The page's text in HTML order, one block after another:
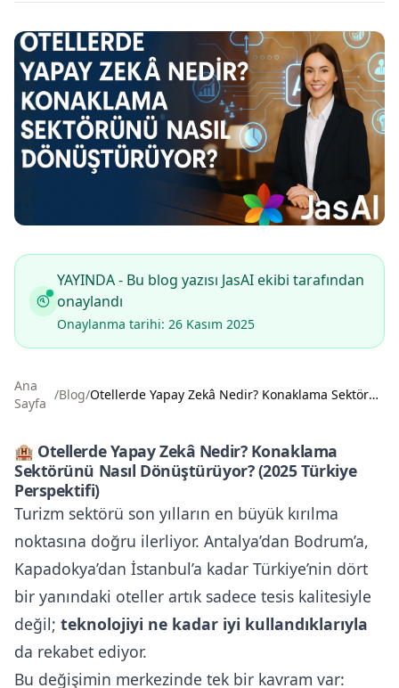
YAYINDA - Bu blog yazısı JasAI ekibi tarafından
onaylandı
Onaylanma tarihi: 26 Kasım 2025
Ana
Sayfa
/Blog/ Otellerde Yapay Zekâ Nedir? Konaklama Sektörünü Nasıl Dönüştürüyor?
🏨 Otellerde Yapay Zekâ Nedir? Konaklama
Sektörünü Nasıl Dönüştürüyor? (2025 Türkiye
Perspektifi)
Turizm sektörü son yılların en büyük kırılma
noktasına doğru ilerliyor. Antalya’dan Bodrum’a,
Kapadokya’dan İstanbul’a kadar Türkiye’nin dört
bir yanındaki oteller artık sadece tesis kalitesiyle
değil; teknolojiyi ne kadar iyi kullandıklarıyla
da rekabet ediyor.
Bu değişimin merkezinde tek bir kavram var: